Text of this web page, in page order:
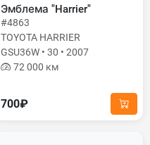
Эмблема "Harrier"
#4863
TOYOTA HARRIER
GSU36W • 30 • 2007
72 000 км
700₽